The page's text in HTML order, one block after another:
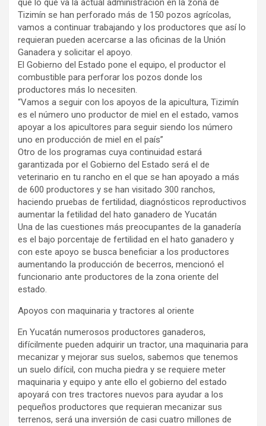
que lo que va la actual administración en la zona de
Tizimín se han perforado más de 150 pozos agrícolas,
vamos a continuar trabajando y los productores que así lo
requieran pueden acercarse a las oficinas de la Unión
Ganadera y solicitar el apoyo.
El Gobierno del Estado pone el equipo, el productor el
combustible para perforar los pozos donde los
productores más lo necesiten.
“Vamos a seguir con los apoyos de la apicultura, Tizimín
es el número uno productor de miel en el estado, vamos
apoyar a los apicultores para seguir siendo los número
uno en producción de miel en el país”
Otro de los programas cuya continuidad estará
garantizada por el Gobierno del Estado será el de
veterinario en tu rancho en el que se han apoyado a más
de 600 productores y se han visitado 300 ranchos,
haciendo pruebas de fertilidad, diagnósticos reproductivos
aumentar la fetilidad del hato ganadero de Yucatán
Una de las cuestiones más preocupantes de la ganadería
es el bajo porcentaje de fertilidad en el hato ganadero y
con este apoyo se busca beneficiar a los productores
aumentando la producción de becerros, mencionó el
funcionario ante productores de la zona oriente del
estado.
Apoyos con maquinaria y tractores al oriente
En Yucatán numerosos productores ganaderos,
difícilmente pueden adquirir un tractor, una maquinaria para
mecanizar y mejorar sus suelos, sabemos que tenemos
un suelo difícil, con mucha piedra y se requiere meter
maquinaria y equipo y ante ello el gobierno del estado
apoyará con tres tractores nuevos para ayudar a los
pequeños productores que requieran mecanizar sus
terrenos, será una inversión de casi cuatro millones de